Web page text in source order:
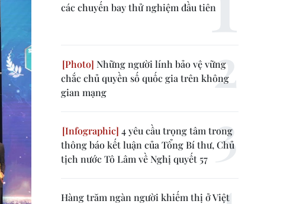
các chuyến bay thử nghiệm đầu tiên
Những người lính bảo vệ vững
chắc chủ quyền số quốc gia trên không
gian mạng
4 yêu cầu trọng tâm trong
thông báo kết luận của Tổng Bí thư, Chủ
tịch nước Tô Lâm về Nghị quyết 57
Hàng trăm ngàn người khiếm thị ở Việt